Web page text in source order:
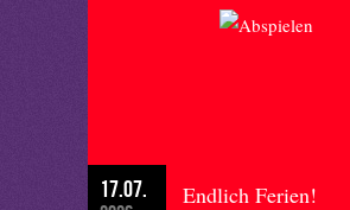
17.07. Endlich Ferien!